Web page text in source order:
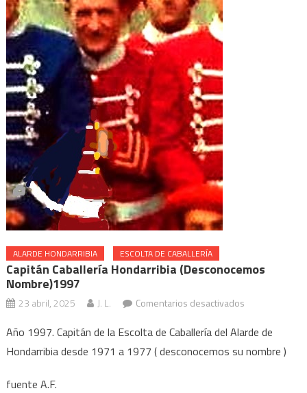
ALARDE HONDARRIBIA ESCOLTA DE CABALLERÍA
Capitán Caballería Hondarribia (desconocemos
Nombre)1997
23 abril, 2025 J. L. Comentarios desactivadosen
Caballería
Hondarribia
Año 1997. Capitán de la Escolta de Caballería del Alarde de
Hondarribia desde 1971 a 1977 ( desconocemos su nombre )
fuente A.F.